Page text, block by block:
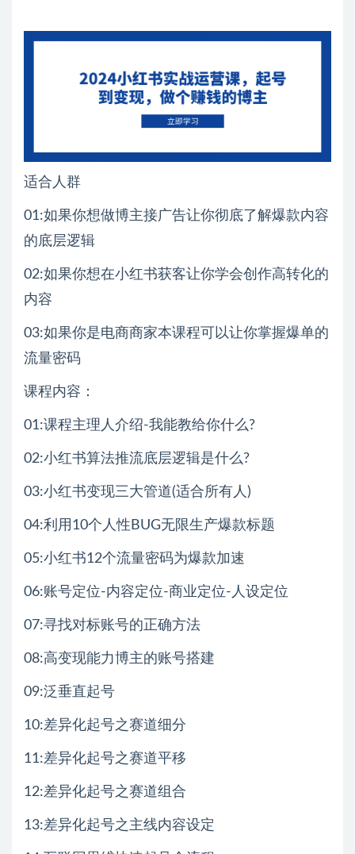
适合人群
01:如果你想做博主接广告让你彻底了解爆款内容
的底层逻辑
02:如果你想在小红书获客让你学会创作高转化的
内容
03:如果你是电商商家本课程可以让你掌握爆单的
流量密码
课程内容：
01:课程主理人介绍-我能教给你什么?
02:小红书算法推流底层逻辑是什么?
03:小红书变现三大管道(适合所有人)
04:利用10个人性BUG无限生产爆款标题
05:小红书12个流量密码为爆款加速
06:账号定位-内容定位-商业定位-人设定位
07:寻找对标账号的正确方法
08:高变现能力博主的账号搭建
09:泛垂直起号
10:差异化起号之赛道细分
11:差异化起号之赛道平移
12:差异化起号之赛道组合
13:差异化起号之主线内容设定